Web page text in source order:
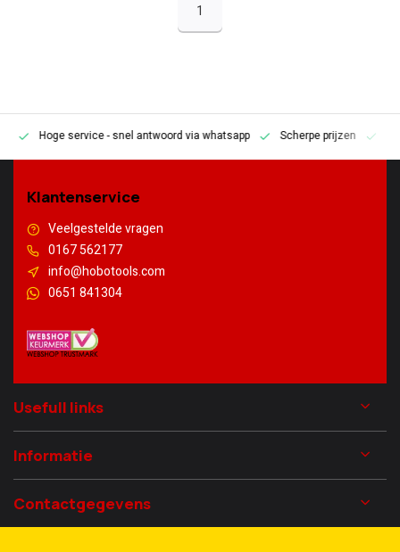
1
Hoge service- snel antwoord via whatsapp Scherpe prijzen
Klantenservice
Veelgestelde vragen
0167 562177
info@hobotools.com
0651 841304
Usefull links
Informatie
Contactgegevens